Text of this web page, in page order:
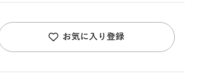
お気に入り登録